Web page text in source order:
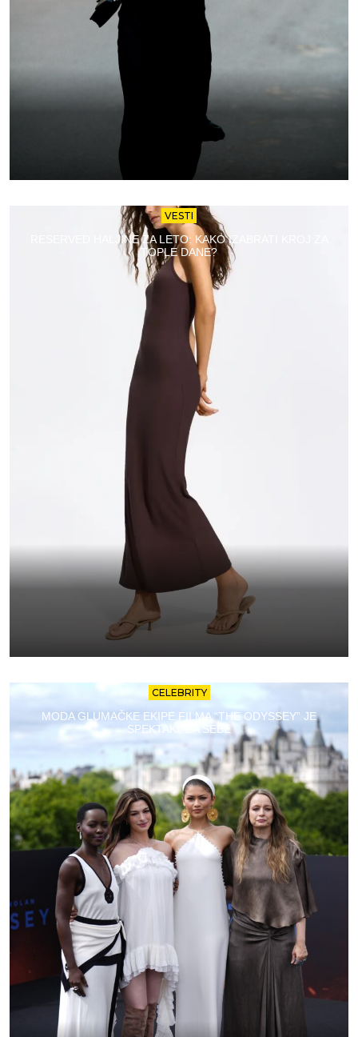
VESTI
RESERVED HALJINE ZA LETO: KAKO IZABRATI KROJ ZA
TOPLE DANE?
CELEBRITY
MODA GLUMAČKE EKIPE FILMA “THE ODYSSEY” JE
SPEKTAKL ZA SEBE